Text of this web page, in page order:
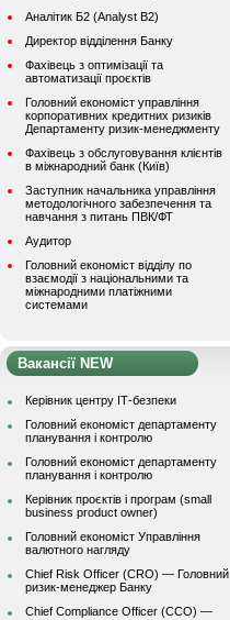
Аналітик Б2 (Analyst B2)
Директор відділення Банку
Фахівець з оптимізації та
автоматизації проєктів
Головний економіст управління
корпоративних кредитних ризиків
Департаменту ризик-менеджменту
Фахівець з обслуговування клієнтів
в міжнародний банк (Київ)
Заступник начальника управління
методологічного забезпечення та
навчання з питань ПВК/ФТ
Аудитор
Головний економіст відділу по
взаємодії з національними та
міжнародними платіжними
системами
Вакансії NEW
Керівник центру ІТ-безпеки
Головний економіст департаменту
планування і контролю
Головний економіст департаменту
планування і контролю
Керівник проєктів і програм (small
business product owner)
Головний економіст Управління
валютного нагляду
Chief Risk Officer (CRO) — Головний
ризик-менеджер Банку
Chief Compliance Officer (CCO) —